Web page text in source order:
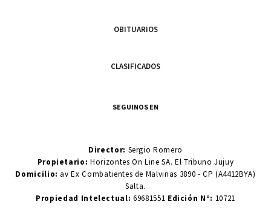
OBITUARIOS
CLASIFICADOS
SEGUINOS EN
Director: Sergio Romero
Propietario:Horizontes On Line SA. El Tribuno Jujuy
Domicilio: av Ex Combatientes de Malvinas 3890 - CP (A4412BYA)
Salta.
Propiedad Intelectual: 69681551 Edición N°: 10721